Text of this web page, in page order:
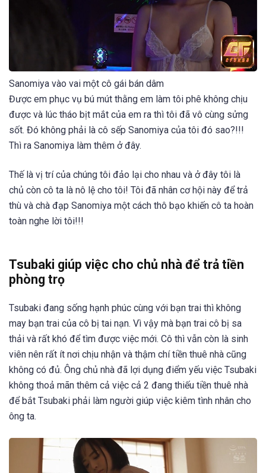
Sanomiya vào vai một cô gái bán dâm
Được em phục vụ bú mút thằng em làm tôi phê không chịu
được và lúc tháo bịt mắt của em ra thì tôi đã vô cùng sửng
sốt. Đó không phải là cô sếp Sanomiya của tôi đó sao?!!!
Thì ra Sanomiya làm thêm ở đây.
Thế là vị trí của chúng tôi đảo lại cho nhau và ở đây tôi là
chủ còn cô ta là nô lệ cho tôi! Tôi đã nhân cơ hội này để trả
thù và chà đạp Sanomiya một cách thô bạo khiến cô ta hoàn
toàn nghe lời tôi!!!
Tsubaki giúp việc cho chủ nhà để trả tiền
phòng trọ
Tsubaki đang sống hạnh phúc cùng với bạn trai thì không
may bạn trai của cô bị tai nạn. Vì vậy mà bạn trai cô bị sa
thải và rất khó để tìm được việc mới. Cô thì vẫn còn là sinh
viên nên rất ít nơi chịu nhận và thậm chí tiền thuê nhà cũng
không có đủ. Ông chủ nhà đã lợi dụng điểm yếu việc Tsubaki
không thoả mãn thêm cả việc cả 2 đang thiếu tiền thuê nhà
để bắt Tsubaki phải làm người giúp việc kiêm tình nhân cho
ông ta.